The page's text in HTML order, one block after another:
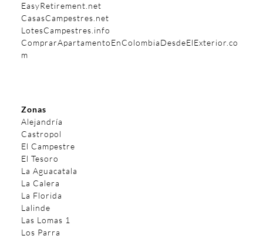
EasyRetirement.net
CasasCampestres.net
LotesCampestres.info
ComprarApartamentoEnColombiaDesdeElExterior.co
m
Zonas
Alejandría
Castropol
El Campestre
El Tesoro
La Aguacatala
La Calera
La Florida
Lalinde
Las Lomas 1
Los Parra